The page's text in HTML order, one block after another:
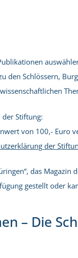
den Schlössern,
der Stiftung:
von 100,- Euro
der
das
gestellt oder
– Die